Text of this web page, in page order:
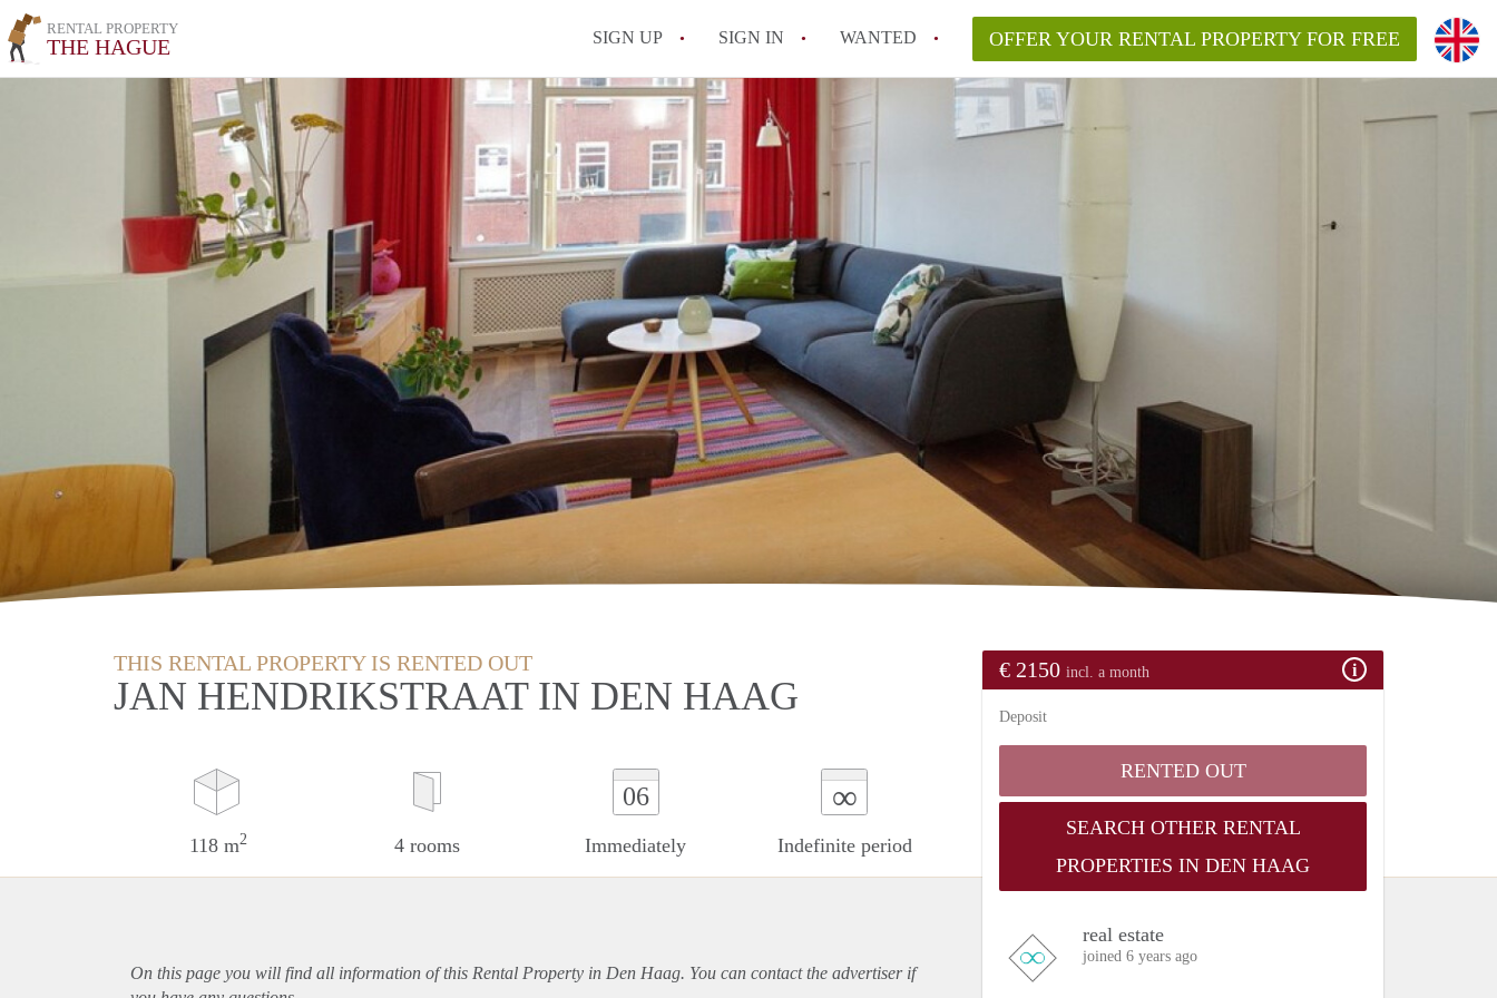
RENTAL PROPERTY
THE HAGUE SIGN UP SIGN IN WANTED OFFER YOUR RENTAL PROPERTY FOR FREE
THIS RENTAL PROPERTY IS RENTED OUT
JAN HENDRIKSTRAAT IN DEN HAAG
118 m2 4 rooms
06
Immediately
∞
Indefinite period
€ 2150 incl. a month
Deposit
RENTED OUT
SEARCH OTHER RENTAL
PROPERTIES IN DEN HAAG
real estate
joined 6 years ago
On this page you will find all information of this Rental Property in Den Haag. You can contact the advertiser if